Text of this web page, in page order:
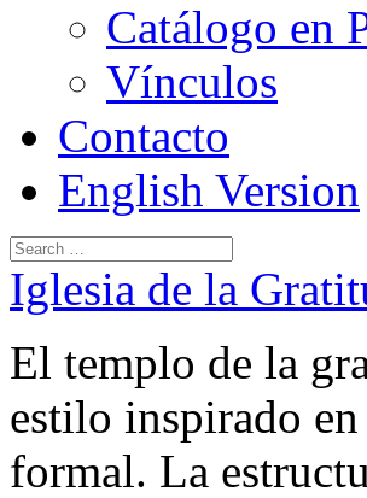
Catálogo en
Vínculos
Contacto
English Version
Iglesia de la
El templo de la
estilo inspirado
formal. La